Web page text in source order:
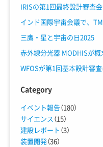
IRISの第1回最終設計審査
インド国際宇宙会議で、
三鷹・星と宇宙の日2025
赤外線分光器 MODHISが
WFOSが第1回基本設計審
Category
イベント報告（180）
サイエンス （15）
建設レポート （3）
装置開発（36）